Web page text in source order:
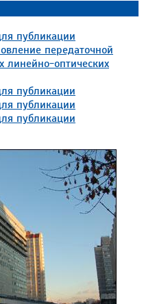
публикации
передаточной
линейно-оптических
публикации
публикации
публикации